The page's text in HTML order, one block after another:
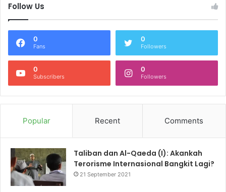
Follow Us
0
Fans
0
Followers
0
Subscribers
0
Followers
Popular Recent Comments
Taliban dan Al-Qaeda (I): Akankah
Terorisme Internasional Bangkit Lagi?
21 September 2021